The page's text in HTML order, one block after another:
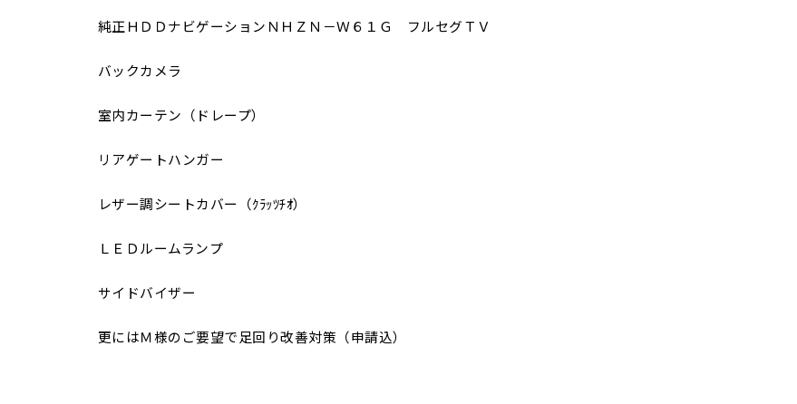
純正ＨＤＤナビゲーションＮＨＺＮ－Ｗ６１Ｇ フルセグＴＶ
バックカメラ
室内カーテン（ドレープ）
リアゲートハンガー
レザー調シートカバー（ｸﾗｯﾂﾁｵ）
ＬＥＤルームランプ
サイドバイザー
更にはＭ様のご要望で足回り改善対策（申請込）